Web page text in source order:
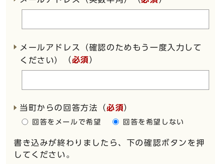
メールアドレス（確認のためもう一度入力して
ください）
（必須）
当町からの回答方法 （必須）
回答をメールで希望 回答を希望しない
書き込みが終わりましたら、下の確認ボタンを押
してください。